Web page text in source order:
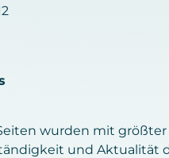
wurden mit größter
und Aktualität